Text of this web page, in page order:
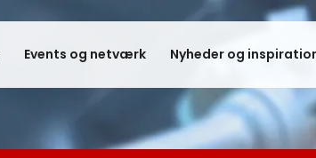
Events og netværk Nyheder og